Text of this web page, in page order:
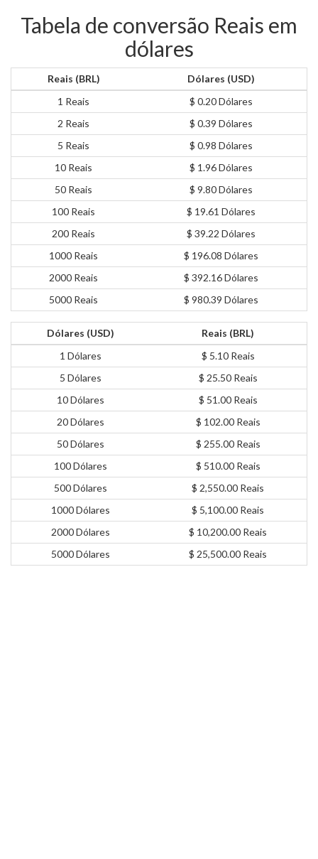
Tabela de conversão Reais em
dólares
Reais (BRL)
Dólares (USD)
1 Reais
$ 0.20 Dólares
2 Reais
$ 0.39 Dólares
5 Reais
$ 0.98 Dólares
10 Reais
$ 1.96 Dólares
50 Reais
$ 9.80 Dólares
100 Reais
$ 19.61 Dólares
200 Reais
$ 39.22 Dólares
1000 Reais
$ 196.08 Dólares
2000 Reais
$ 392.16 Dólares
5000 Reais
$ 980.39 Dólares
Dólares (USD)
Reais (BRL)
1 Dólares
$ 5.10 Reais
5 Dólares
$ 25.50 Reais
10 Dólares
$ 51.00 Reais
20 Dólares
$ 102.00 Reais
50 Dólares
$ 255.00 Reais
100 Dólares
$ 510.00 Reais
500 Dólares
$ 2,550.00 Reais
1000 Dólares
$ 5,100.00 Reais
2000 Dólares
$ 10,200.00 Reais
5000 Dólares
$ 25,500.00 Reais